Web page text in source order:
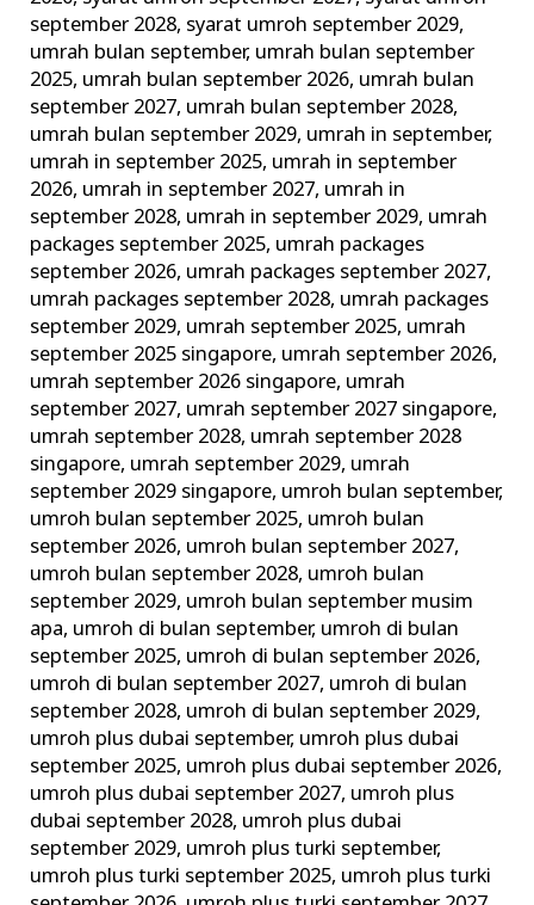
september 2028, syarat umroh september 2029,
umrah bulan september, umrah bulan september
2025, umrah bulan september 2026, umrah bulan
september 2027, umrah bulan september 2028,
umrah bulan september 2029, umrah in september,
umrah in september 2025, umrah in september
2026, umrah in september 2027, umrah in
september 2028, umrah in september 2029, umrah
packages september 2025, umrah packages
september 2026, umrah packages september 2027,
umrah packages september 2028, umrah packages
september 2029, umrah september 2025, umrah
september 2025 singapore, umrah september 2026,
umrah september 2026 singapore, umrah
september 2027, umrah september 2027 singapore,
umrah september 2028, umrah september 2028
singapore, umrah september 2029, umrah
september 2029 singapore, umroh bulan september,
umroh bulan september 2025, umroh bulan
september 2026, umroh bulan september 2027,
umroh bulan september 2028, umroh bulan
september 2029, umroh bulan september musim
apa, umroh di bulan september, umroh di bulan
september 2025, umroh di bulan september 2026,
umroh di bulan september 2027, umroh di bulan
september 2028, umroh di bulan september 2029,
umroh plus dubai september, umroh plus dubai
september 2025, umroh plus dubai september 2026,
umroh plus dubai september 2027, umroh plus
dubai september 2028, umroh plus dubai
september 2029, umroh plus turki september,
umroh plus turki september 2025, umroh plus turki